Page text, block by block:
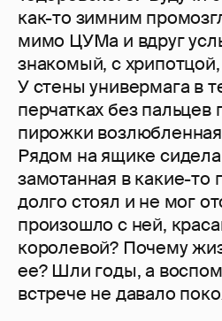
как-то зимним
мимо ЦУМа и вдруг
знакомый, с
У стены универмага в
перчатках без пальцев
пирожки
Рядом на ящике
замотанная в какие-то
долго стоял и не мог
произошло с ней,
королевой? Почему
ее? Шли годы, а
встрече не давало